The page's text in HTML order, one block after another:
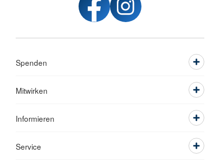
Spenden
Mitwirken
Informieren
Service